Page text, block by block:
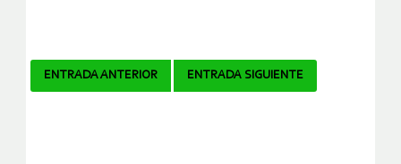
Navegador
ENTRADA ANTERIOR ENTRADA SIGUIENTE